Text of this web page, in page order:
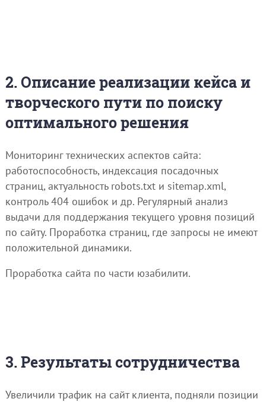
2. Описание реализации кейса и
творческого пути по поиску
оптимального решения
Мониторинг технических аспектов сайта:
работоспособность, индексация посадочных
страниц, актуальность robots.txt и sitemap.xml,
контроль 404 ошибок и др. Регулярный анализ
выдачи для поддержания текущего уровня позиций
по сайту. Проработка страниц, где запросы не имеют
положительной динамики.
Проработка сайта по части юзабилити.
3. Результаты сотрудничества
Увеличили трафик на сайт клиента, подняли позиции